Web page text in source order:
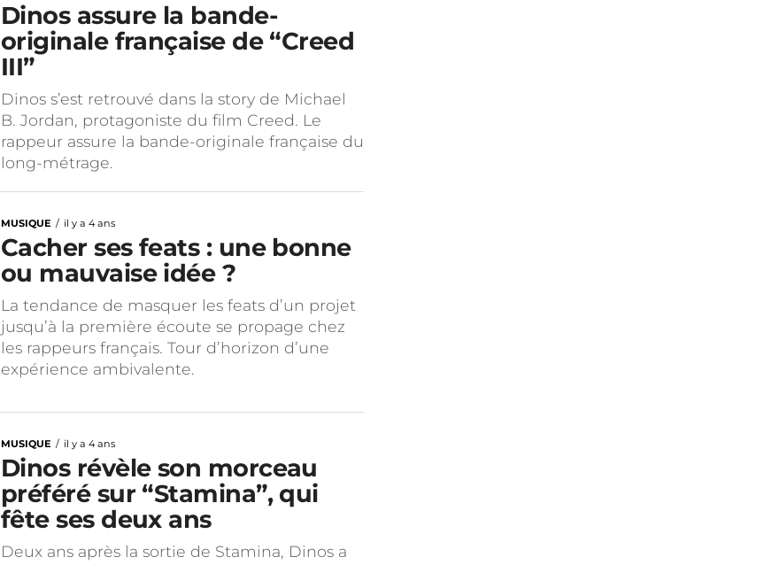
Dinos assure la bande-
originale française de “Creed
III”
Dinos s’est retrouvé dans la story de Michael
B. Jordan, protagoniste du film Creed. Le
rappeur assure la bande-originale française du
long-métrage.
MUSIQUE il y a 4 ans
Cacher ses feats : une bonne
ou mauvaise idée ?
La tendance de masquer les feats d’un projet
jusqu’à la première écoute se propage chez
les rappeurs français. Tour d’horizon d’une
expérience ambivalente.
MUSIQUE il y a 4 ans
Dinos révèle son morceau
préféré sur “Stamina”, qui
fête ses deux ans
Deux ans après la sortie de Stamina, Dinos a